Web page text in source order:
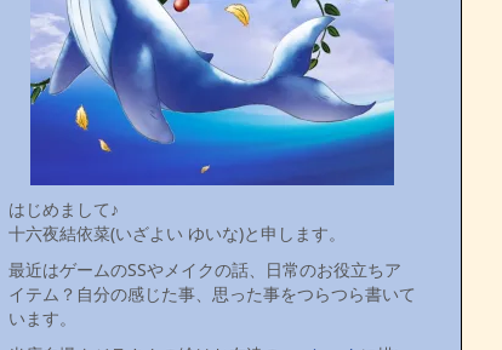
はじめまして♪
十六夜結依菜(いざよい ゆいな)と申します。
最近はゲームのSSやメイクの話、日常のお役立ちア
イテム？自分の感じた事、思った事をつらつら書いて
います。